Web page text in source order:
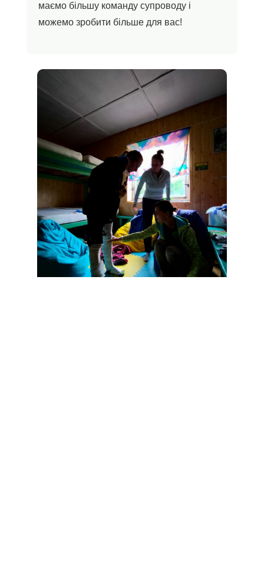
маємо більшу команду супроводу і
можемо зробити більше для вас!